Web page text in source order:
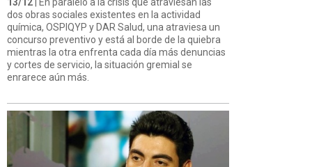
dos obras sociales existentes en la actividad
química, OSPIQYP y DAR Salud, una atraviesa un
concurso preventivo y está al borde de la quiebra
mientras la otra enfrenta cada día más denuncias
y cortes de servicio, la situación gremial se
enrarece aún más.